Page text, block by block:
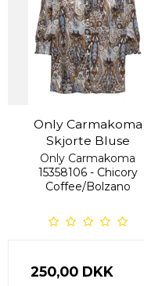
Only Carmakoma
Skjorte Bluse
Only Carmakoma
15358106 - Chicory
Coffee/Bolzano
250,00 DKK